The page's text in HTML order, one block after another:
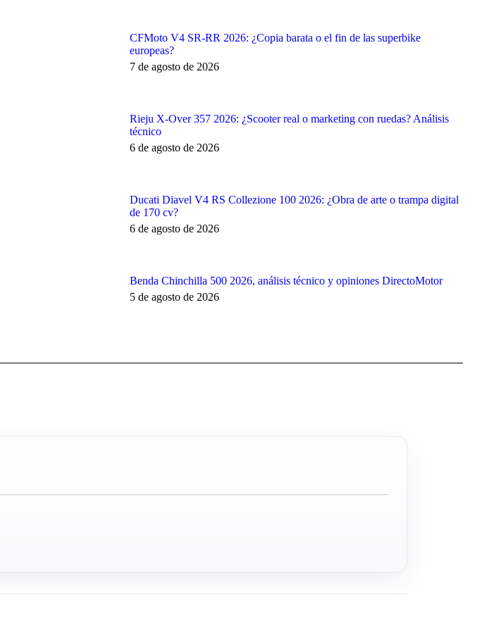
CFMoto V4 SR-RR 2026: ¿Copia barata o el fin de las superbike
europeas?
7 de agosto de 2026
Rieju X-Over 357 2026: ¿Scooter real o marketing con ruedas? Análisis
técnico
6 de agosto de 2026
Ducati Diavel V4 RS Collezione 100 2026: ¿Obra de arte o trampa digital
de 170 cv?
6 de agosto de 2026
Benda Chinchilla 500 2026, análisis técnico y opiniones DirectoMotor
5 de agosto de 2026